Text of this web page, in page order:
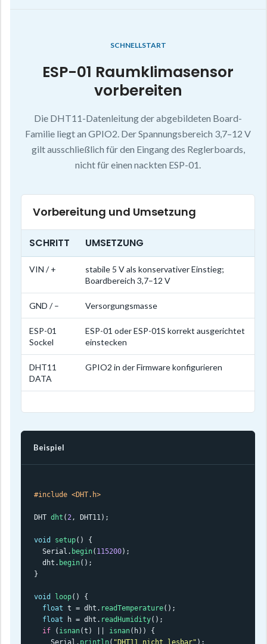
SCHNELLSTART
ESP-01 Raumklimasensor
vorbereiten
Die DHT11-Datenleitung der abgebildeten Board-
Familie liegt an GPIO2. Der Spannungsbereich 3,7–12 V
gilt ausschließlich für den Eingang des Reglerboards,
nicht für einen nackten ESP-01.
Vorbereitung und Umsetzung
SCHRITT UMSETZUNG
VIN / +
stabile 5 V als konservativer Einstieg;
Boardbereich 3,7–12 V
GND / – Versorgungsmasse
ESP-01
Sockel
ESP-01 oder ESP-01S korrekt ausgerichtet
einstecken
DHT11
DATA
GPIO2 in der Firmware konfigurieren
Beispiel
#include <DHT.h>
DHT dht ( 2, DHT11);
void setup() {
  Serial.
begin( 115200);
  dht.
begin();
}
void loop() {
float t = dht. readTemperature();
float h = dht. readHumidity();
if ( isnan(t) || isnan(h)) {